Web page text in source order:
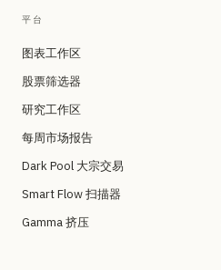
平台
图表工作区
股票筛选器
研究工作区
每周市场报告
Dark Pool 大宗交易
Smart Flow 扫描器
Gamma 挤压